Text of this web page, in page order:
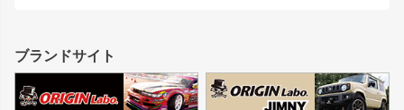
GS350
SC
スバル 三菱
ボンネット
フェンダー
サイドパーツ
リアゲート
メンテナンスパーツ
ブランドサイト